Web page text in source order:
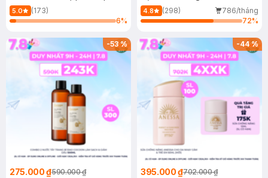
150ml
5.0
(173)
6%
4.8 (298)
786/tháng
72%
-53%
275.000 ₫590.000 ₫
-44%
395.000 ₫702.000 ₫